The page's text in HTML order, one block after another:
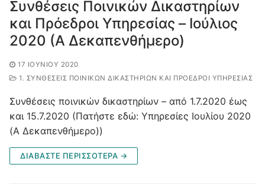
Συνθέσεις Ποινικών Δικαστηρίων
και Πρόεδροι Υπηρεσίας – Ιούλιος
2020 (Α Δεκαπενθήμερο)
17 ΙΟΥΝΊΟΥ 2020
1. ΣΥΝΘΈΣΕΙΣ ΠΟΙΝΙΚΏΝ ΔΙΚΑΣΤΗΡΊΩΝ ΚΑΙ ΠΡΌΕΔΡΟΙ ΥΠΗΡΕΣΊΑΣ
Συνθέσεις ποινικών δικαστηρίων – από 1.7.2020 έως
και 15.7.2020 (Πατήστε εδώ: Υπηρεσίες Ιουλίου 2020
(Α Δεκαπενθήμερο))
ΔΙΑΒΑΣΤΕ ΠΕΡΙΣΣΟΤΕΡΑ →